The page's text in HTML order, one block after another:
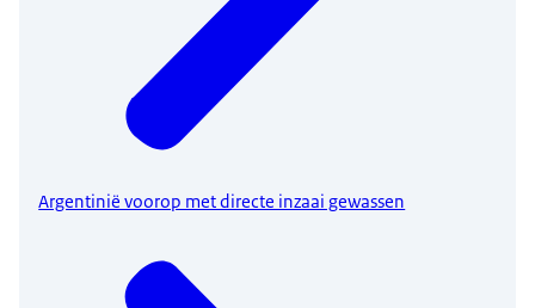
Argentinië voorop met directe inzaai gewassen